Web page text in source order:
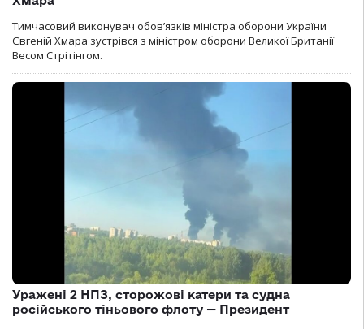
Тимчасовий виконувач обов’язків міністра оборони України
Євгеній Хмара зустрівся з міністром оборони Великої Британії
Весом Стрітінгом.
Уражені 2 НПЗ, сторожові катери та судна
російського тіньового флоту — Президент